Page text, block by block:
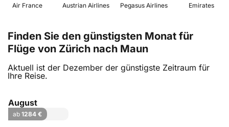
Air France Austrian Airlines Emirates
Finden Sie den günstigsten Monat für
Flüge von Zürich nach Maun
Aktuell ist der Dezember der günstigste Zeitraum für
Ihre Reise.
August
ab1284 €